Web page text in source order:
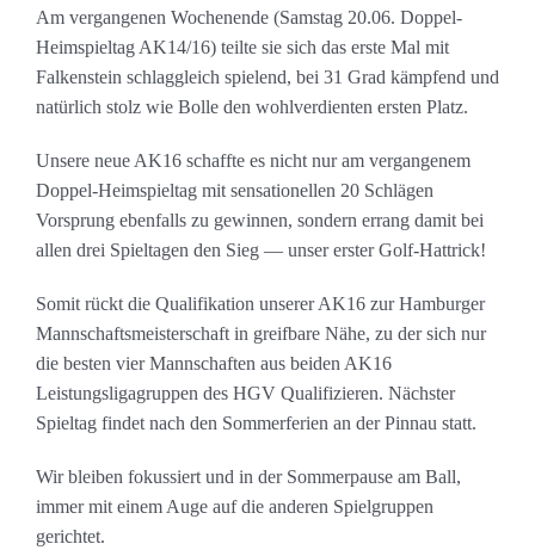
Am vergangenen Wochenende (Samstag 20.06. Doppel-
Heimspieltag AK14/16) teilte sie sich das erste Mal mit
Falkenstein schlaggleich spielend, bei 31 Grad kämpfend und
natürlich stolz wie Bolle den wohlverdienten ersten Platz.
Unsere neue AK16 schaffte es nicht nur am vergangenem
Doppel-Heimspieltag mit sensationellen 20 Schlägen
Vorsprung ebenfalls zu gewinnen, sondern errang damit bei
allen drei Spieltagen den Sieg — unser erster Golf-Hattrick!
Somit rückt die Qualifikation unserer AK16 zur Hamburger
Mannschaftsmeisterschaft in greifbare Nähe, zu der sich nur
die besten vier Mannschaften aus beiden AK16
Leistungsligagruppen des HGV Qualifizieren. Nächster
Spieltag findet nach den Sommerferien an der Pinnau statt.
Wir bleiben fokussiert und in der Sommerpause am Ball,
immer mit einem Auge auf die anderen Spielgruppen
gerichtet.